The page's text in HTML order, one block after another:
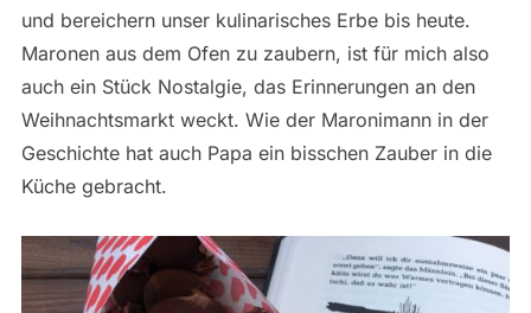
und bereichern unser kulinarisches Erbe bis heute.
Maronen aus dem Ofen zu zaubern, ist für mich also
auch ein Stück Nostalgie, das Erinnerungen an den
Weihnachtsmarkt weckt. Wie der Maronimann in der
Geschichte hat auch Papa ein bisschen Zauber in die
Küche gebracht.